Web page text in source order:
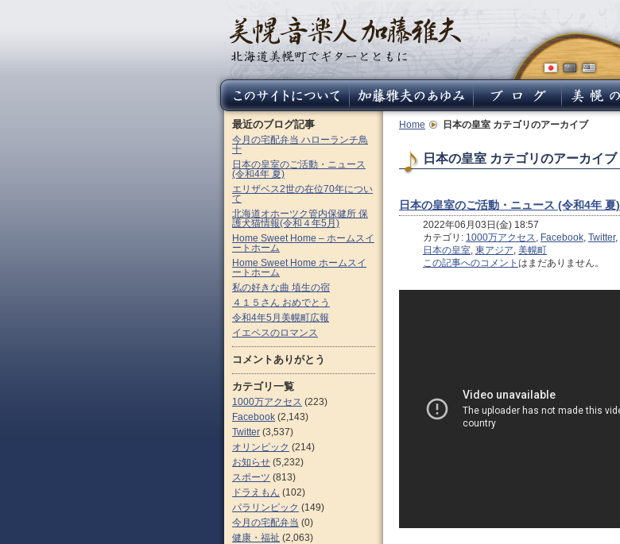
Home 日本の皇室 カテゴリのアーカイブ
日本の皇室 カテゴリのアーカイブ
日本の皇室のご活動・ニュース (令和4年 夏)
2022年06月03日(金) 18:57
カテゴリ: 1000万アクセス, Facebook, Twitter,
日本の皇室, 東アジア, 美幌町
この記事へのコメント はまだありません。
最近のブログ記事
今月の宅配弁当 ハローランチ鳥
十
日本の皇室のご活動・ニュース
(令和4年 夏)
エリザベス2世の在位70年につい
て
北海道オホーツク管内保健所 保
護犬猫情報(令和４年5月)
Home Sweet Home – ホームスイ
ートホーム
Home Sweet Home ホームスイ
ートホーム
私の好きな曲 埴生の宿
４１５さん おめでとう
令和4年5月美幌町広報
イエペスのロマンス
コメントありがとう
カテゴリ一覧
1000万アクセス (223)
Facebook (2,143)
Twitter (3,537)
オリンピック (214)
お知らせ (5,232)
スポーツ (813)
ドラえもん (102)
パラリンピック (149)
今月の宅配弁当 (0)
健康・福祉 (2,063)